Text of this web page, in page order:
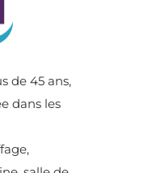
de 45 ans,
dans les